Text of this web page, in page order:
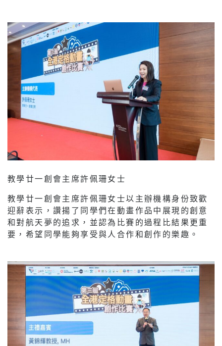
教學廿一創會主席許佩珊女士
教學廿一創會主席許佩珊女士以主辦機構身份致歡
迎辭表示，讚揚了同學們在動畫作品中展現的創意
和對航天夢的追求，並認為比賽的過程比結果更重
要，希望同學能夠享受與人合作和創作的樂趣。